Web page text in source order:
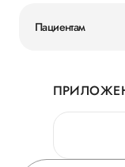
Новости
Руководство
Сотрудничество
Пациентам
Личный кабинет
Персональные
Горячая линия